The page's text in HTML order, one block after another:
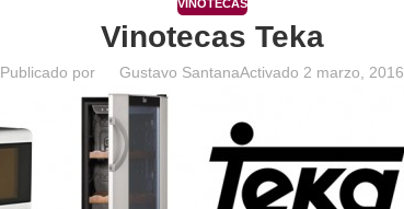
VINOTECAS
Vinotecas Teka
Publicado por Gustavo SantanaActivado 2 marzo, 2016